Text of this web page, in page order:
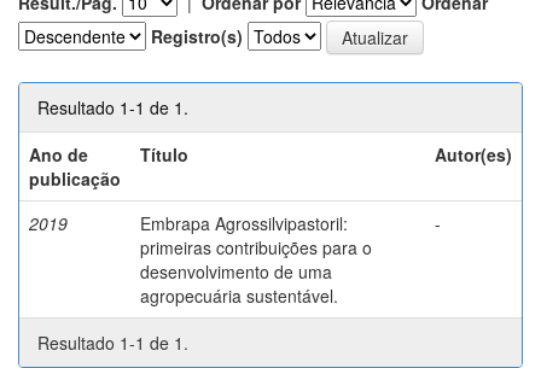
Registro(s)
Resultado 1-1 de 1.
Ano de
publicação
Título Autor(es)
2019
Embrapa Agrossilvipastoril:
primeiras contribuições para o
desenvolvimento de uma
agropecuária sustentável.
-
Resultado 1-1 de 1.